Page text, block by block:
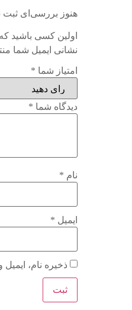
هنوز بررسی‌ای
اولین کسی باشید
نشانی ایمیل شما
امتیاز شما *
دیدگاه شما *
نام *
ایمیل *
ذخیره نام،